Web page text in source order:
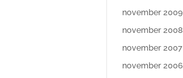
november 2009
november 2008
november 2007
november 2006